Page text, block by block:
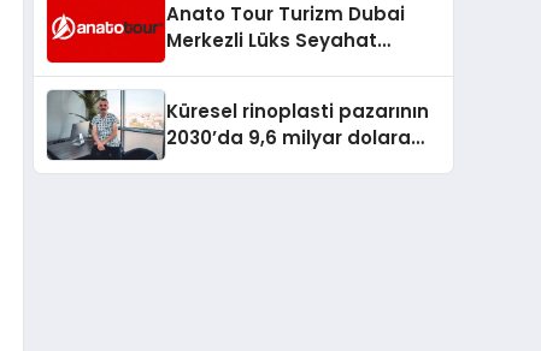
Anato Tour Turizm Dubai
Merkezli Lüks Seyahat
Küresel rinoplasti pazarının
2030’da 9,6 milyar dolara